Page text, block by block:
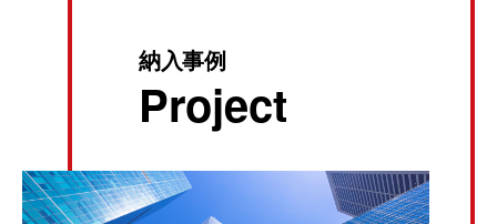
納入事例
Project